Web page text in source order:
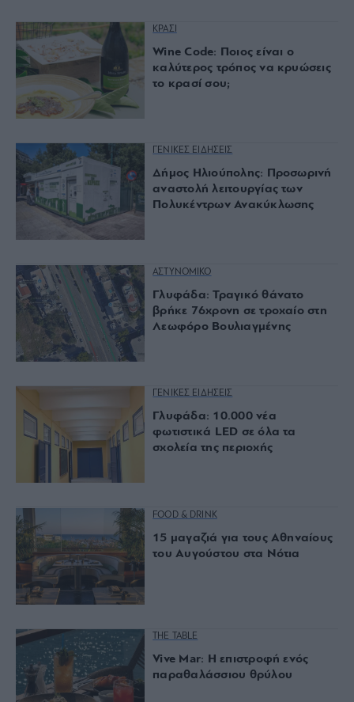
ΚΡΑΣΙ
Wine Code: Ποιος είναι ο
καλύτερος τρόπος να κρυώσεις
το κρασί σου;
ΓΕΝΙΚΕΣ ΕΙΔΗΣΕΙΣ
Δήμος Ηλιούπολης: Προσωρινή
αναστολή λειτουργίας των
Πολυκέντρων Ανακύκλωσης
ΑΣΤΥΝΟΜΙΚΟ
Γλυφάδα: Τραγικό θάνατο
βρήκε 76χρονη σε τροχαίο στη
Λεωφόρο Βουλιαγμένης
ΓΕΝΙΚΕΣ ΕΙΔΗΣΕΙΣ
Γλυφάδα: 10.000 νέα
φωτιστικά LED σε όλα τα
σχολεία της περιοχής
FOOD & DRINK
15 μαγαζιά για τους Αθηναίους
του Αυγούστου στα Νότια
THE TABLE
Vive Mar: Η επιστροφή ενός
παραθαλάσσιου θρύλου